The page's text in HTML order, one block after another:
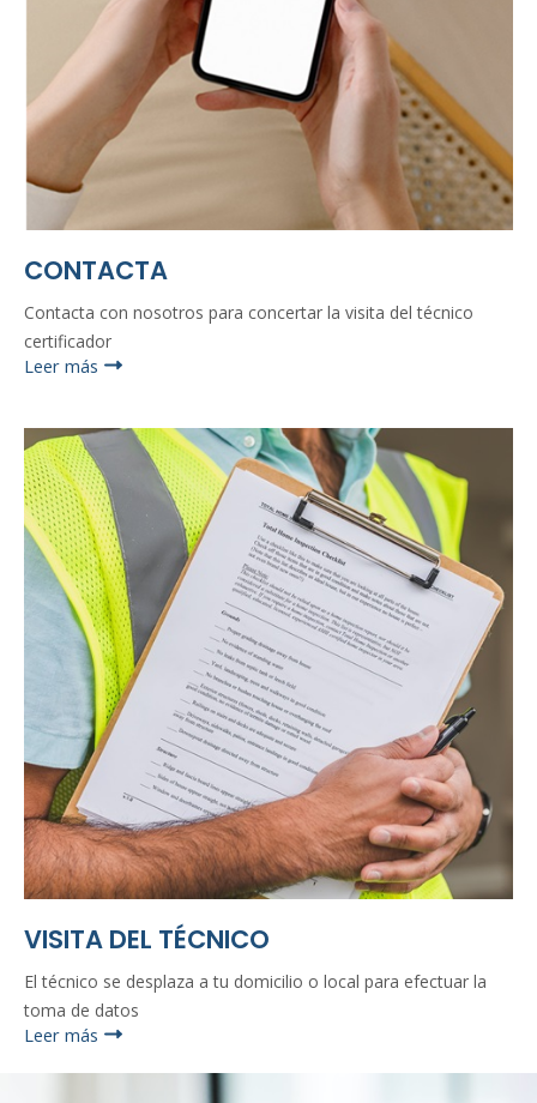
CONTACTA
Contacta con nosotros para concertar la visita del técnico
certificador
Leer más
VISITA DEL TÉCNICO
El técnico se desplaza a tu domicilio o local para efectuar la
toma de datos
Leer más